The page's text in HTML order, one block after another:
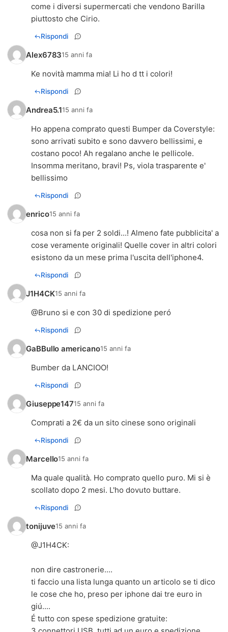
come i diversi supermercati che vendono Barilla
piuttosto che Cirio.
Rispondi
Alex678315 anni fa
Ke novità mamma mia! Li ho d tt i colori!
Rispondi
Andrea5.115 anni fa
Ho appena comprato questi Bumper da Coverstyle:
sono arrivati subito e sono davvero bellissimi, e
costano poco! Ah regalano anche le pellicole.
Insomma meritano, bravi! Ps, viola trasparente e'
bellissimo
Rispondi
enrico15 anni fa
cosa non si fa per 2 soldi...! Almeno fate pubblicita' a
cose veramente originali! Quelle cover in altri colori
esistono da un mese prima l'uscita dell'iphone4.
Rispondi
J1H4CK15 anni fa
@Bruno si e con 30 di spedizione peró
Rispondi
GaBBullo americano15 anni fa
Bumber da LANCIOO!
Rispondi
Giuseppe14715 anni fa
Comprati a 2€ da un sito cinese sono originali
Rispondi
Marcello15 anni fa
Ma quale qualità. Ho comprato quello puro. Mi si è
scollato dopo 2 mesi. L'ho dovuto buttare.
Rispondi
tonijuve15 anni fa
@J1H4CK:
non dire castronerie....
ti faccio una lista lunga quanto un articolo se ti dico
le cose che ho, preso per iphone dai tre euro in
giú....
É tutto con spese spedizione gratuite: